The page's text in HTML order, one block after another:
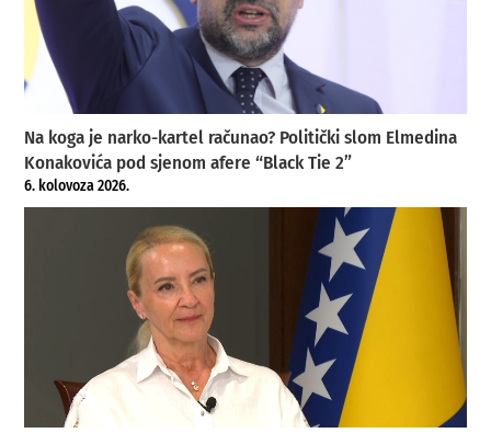
Na koga je narko-kartel računao? Politički slom Elmedina
Konakovića pod sjenom afere “Black Tie 2”
6. kolovoza 2026.